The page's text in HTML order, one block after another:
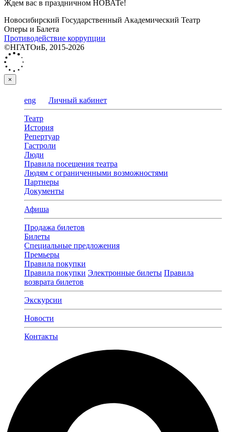
Ждем вас в праздничном НОВАТе!
Новосибирский Государственный Академический Театр
Оперы и Балета
Противодействие коррупции
©НГАТОиБ, 2015-2026
×
eng Личный кабинет
Театр
История
Репертуар
Гастроли
Люди
Правила посещения театра
Людям с ограниченными возможностями
Партнеры
Документы
Афиша
Продажа билетов
Билеты
Специальные предложения
Премьеры
Правила покупки
Правила покупки Электронные билеты Правила
возврата билетов
Экскурсии
Новости
Контакты